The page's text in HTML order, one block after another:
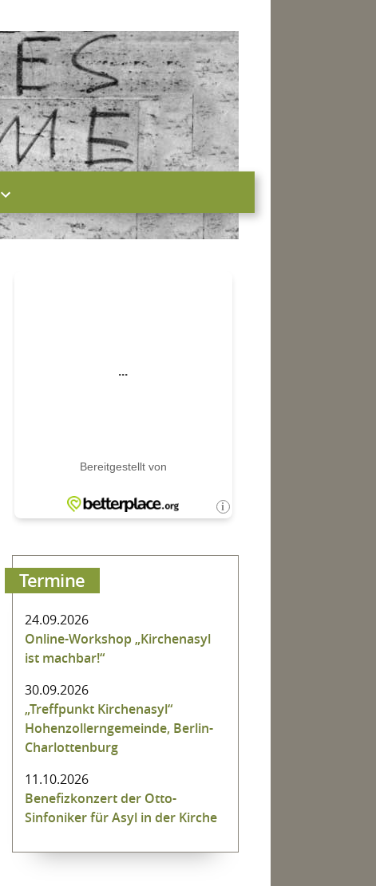
Termine
24.09.2026
Online-Workshop „Kirchenasyl
ist machbar!“
30.09.2026
„Treffpunkt Kirchenasyl“
Hohenzollerngemeinde, Berlin-
Charlottenburg
11.10.2026
Benefizkonzert der Otto-
Sinfoniker für Asyl in der Kirche